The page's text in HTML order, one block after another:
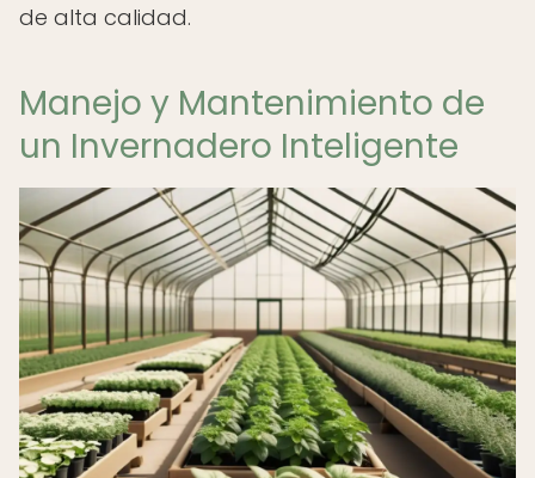
de alta calidad.
Manejo y Mantenimiento de
un Invernadero Inteligente